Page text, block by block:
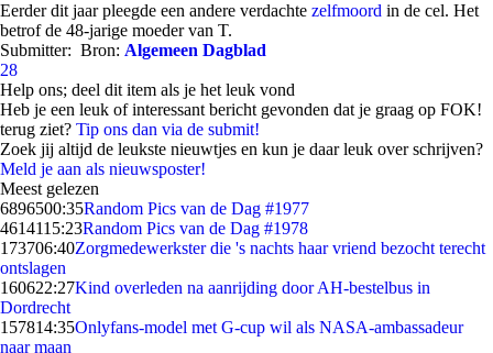
Eerder dit jaar pleegde een andere verdachte zelfmoord in de cel. Het
betrof de 48-jarige moeder van T.
Submitter: Bron: Algemeen Dagblad
28
Help ons; deel dit item als je het leuk vond
Heb je een leuk of interessant bericht gevonden dat je graag op FOK!
terug ziet? Tip ons dan via de submit!
Zoek jij altijd de leukste nieuwtjes en kun je daar leuk over schrijven?
Meld je aan als nieuwsposter!
Meest gelezen
6896500:35Random Pics van de Dag #1977
4614115:23Random Pics van de Dag #1978
173706:40Zorgmedewerkster die 's nachts haar vriend bezocht terecht
ontslagen
160622:27Kind overleden na aanrijding door AH-bestelbus in
Dordrecht
157814:35Onlyfans-model met G-cup wil als NASA-ambassadeur
naar maan